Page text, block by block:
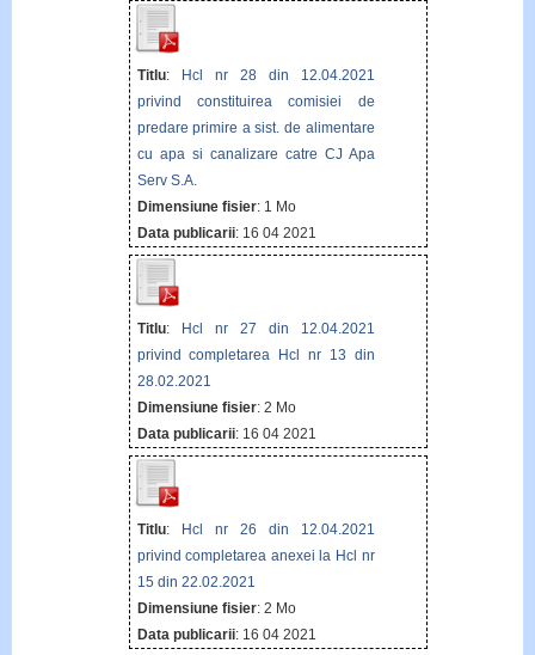
Titlu: Hcl nr 28 din 12.04.2021
privind constituirea comisiei de
predare primire a sist. de alimentare
cu apa si canalizare catre CJ Apa
Serv S.A.
Dimensiune fisier: 1 Mo
Data publicarii: 16 04 2021
Titlu: Hcl nr 27 din 12.04.2021
privind completarea Hcl nr 13 din
28.02.2021
Dimensiune fisier: 2 Mo
Data publicarii: 16 04 2021
Titlu:
Hcl nr 26 din 12.04.2021
privind completarea anexei la Hcl nr
15 din 22.02.2021
Dimensiune fisier: 2 Mo
Data publicarii: 16 04 2021